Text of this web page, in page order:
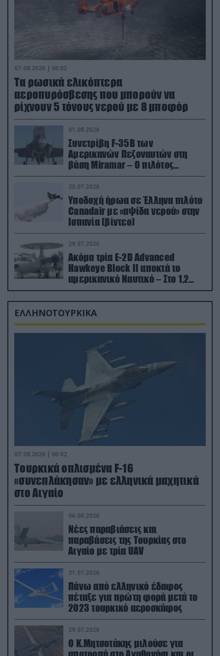
07.08.2026 | 00:02
Τα ρωσικά ελικόπτερα
αεροπυρόσβεσης που μπορούν να
ρίχνουν 5 τόνους νερού με 8 μποφόρ
01.08.2026
Συνετρίβη F-35B των
Αμερικανών Πεζοναυτών στη
βάση Miramar – Ο πιλότος
εκτινάχθηκε εγκαίρως
30.07.2026
Υποδοχή ήρωα σε Έλληνα πιλότο
Canadair με «αψίδα νερού» στην
Ισπανία (βίντεο)
29.07.2026
Ακόμα τρία E-2D Advanced
Hawkeye Block II αποκτά το
αμερικανικό Ναυτικό – Στο 1,2
δισ.δολάρια το κόστος
ΕΛΛΗΝΟΤΟΥΡΚΙΚΑ
07.08.2026 | 00:02
Τουρκικά οπλισμένα F-16
«συνεπλάκησαν» με ελληνικά μαχητικά
στο Αιγαίο
06.08.2026
Νέες παραβιάσεις και
παραβάσεις της Τουρκίας στο
Αιγαίο με τρία UAV
31.07.2026
Πάνω από ελληνικό έδαφος
πέταξε για πρώτη φορά μετά το
2023 τουρκικό αεροσκάφος
29.07.2026
Ο Κ.Μητσοτάκης μιλούσε για